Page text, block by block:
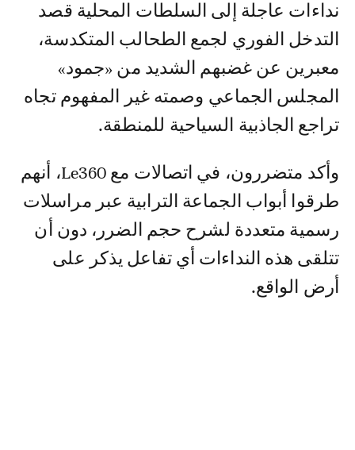
نداءات عاجلة إلى السلطات المحلية قصد
التدخل الفوري لجمع الطحالب المتكدسة،
معبرين عن غضبهم الشديد من «جمود»
المجلس الجماعي وصمته غير المفهوم تجاه
تراجع الجاذبية السياحية للمنطقة.
وأكد متضررون، في اتصالات مع Le360، أنهم
طرقوا أبواب الجماعة الترابية عبر مراسلات
رسمية متعددة لشرح حجم الضرر، دون أن
تتلقى هذه النداءات أي تفاعل يذكر على
أرض الواقع.